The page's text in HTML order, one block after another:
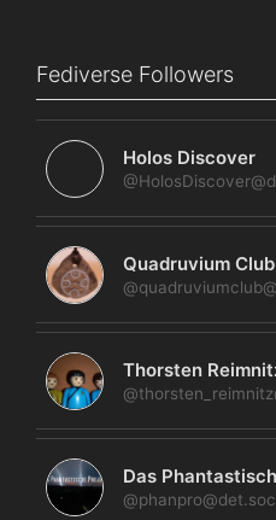
Fediverse Followers
Holos Discover
Quadruvium Club
Thorsten
Das